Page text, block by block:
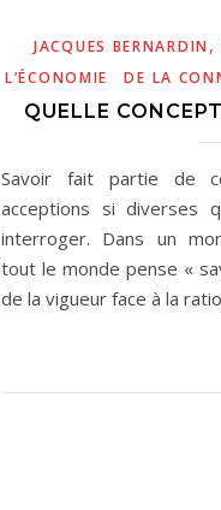
JACQUES BERNARDIN ,
L’ÉCONOMIE DE LA
QUELLE
Savoir fait partie de
acceptions si diverses
interroger. Dans un
tout le monde pense «
de la vigueur face à la